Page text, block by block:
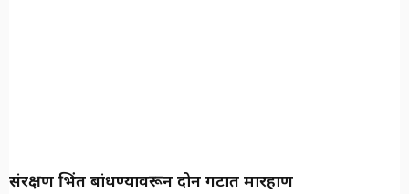
संरक्षण भिंत बांधण्यावरून दोन गटात मारहाण